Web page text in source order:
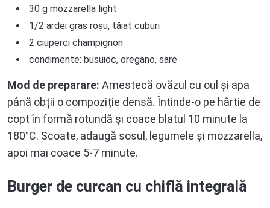
30 g mozzarella light
1/2 ardei gras roșu, tăiat cuburi
2 ciuperci champignon
condimente: busuioc, oregano, sare
Mod de preparare: Amestecă ovăzul cu oul și apa
până obții o compoziție densă. Întinde-o pe hârtie de
copt în formă rotundă și coace blatul 10 minute la
180°C. Scoate, adaugă sosul, legumele și mozzarella,
apoi mai coace 5-7 minute.
Burger de curcan cu chiflă integrală